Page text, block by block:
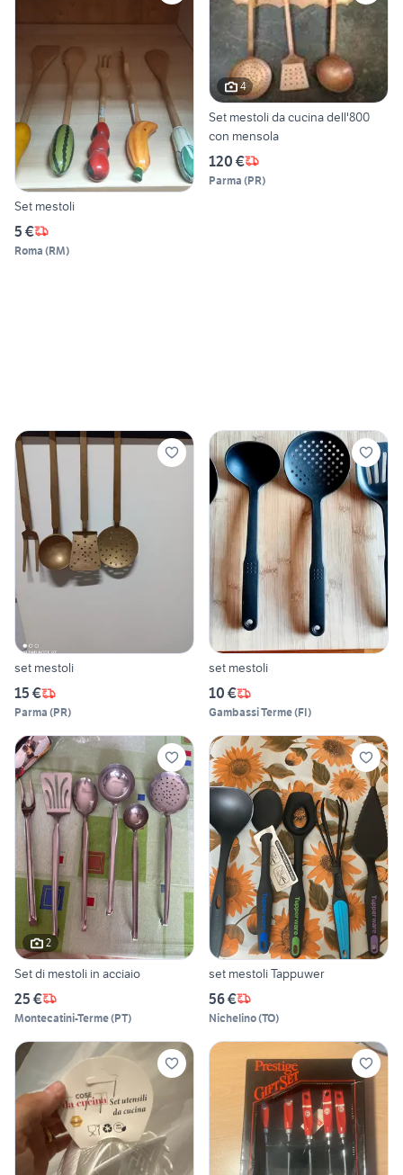
Set mestoli
5 €
Roma (RM)
4
Set mestoli da cucina dell'800
con mensola
120 €
Parma (PR)
set mestoli
15 €
Parma (PR)
set mestoli
10 €
Gambassi Terme(FI)
2
Set di mestoli in acciaio
25 €
Montecatini-Terme(PT)
set mestoli Tappuwer
56 €
Nichelino(TO)